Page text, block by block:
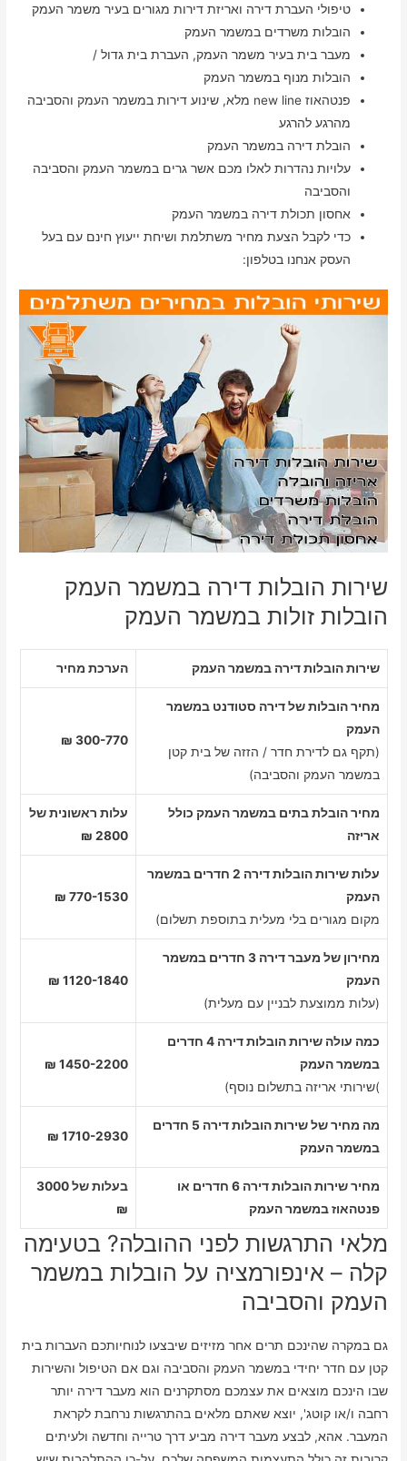
טיפולי העברת דירה ואריזת דירות מגורים בעיר משמר העמק
הובלות משרדים במשמר העמק
מעבר בית בעיר משמר העמק, העברת בית גדול /
הובלות מנוף במשמר העמק
פנטהאוז new line מלא, שינוע דירות במשמר העמק והסביבה
מהרגע להרגע
הובלת דירה במשמר העמק
עלויות נהדרות לאלו מכם אשר גרים במשמר העמק והסביבה
והסביבה
אחסון תכולת דירה במשמר העמק
כדי לקבל הצעת מחיר משתלמת ושיחת ייעוץ חינם עם בעל
העסק אנחנו בטלפון:
שירות הובלות דירה במשמר העמק
הובלות זולות במשמר העמק
שירות הובלות דירה במשמר העמק הערכת מחיר
מחיר הובלות של דירה סטודנט במשמר
העמק
(תקף גם לדירת חדר / הזזה של בית קטן
במשמר העמק והסביבה)
300-770 ₪
מחיר הובלת בתים במשמר העמק כולל
אריזה
עלות ראשונית של
2800 ₪
עלות שירות הובלות דירה 2 חדרים במשמר
העמק
מקום מגורים בלי מעלית בתוספת תשלום)
770-1530 ₪
מחירון של מעבר דירה 3 חדרים במשמר
העמק
(עלות ממוצעת לבניין עם מעלית)
1120-1840 ₪
כמה עולה שירות הובלות דירה 4 חדרים
במשמר העמק
)שירותי אריזה בתשלום נוסף)
1450-2200 ₪
מה מחיר של שירות הובלות דירה 5 חדרים
במשמר העמק
1710-2930 ₪
מחיר שירות הובלות דירה 6 חדרים או
פנטהאוז במשמר העמק
בעלות של 3000
₪
מלאי התרגשות לפני ההובלה? בטעימה
קלה – אינפורמציה על הובלות במשמר
העמק והסביבה
גם במקרה שהינכם תרים אחר מזיזים שיבצעו לנוחיותכם העברות בית
קטן עם חדר יחידי במשמר העמק והסביבה וגם אם הטיפול והשירות
שבו הינכם מוצאים את עצמכם מסתקרנים הוא מעבר דירה יותר
רחבה ו/או קוטג', יוצא שאתם מלאים בהתרגשות נרחבת לקראת
המעבר. אהא, לבצע מעבר דירה מביע דרך טרייה וחדשה ולעיתים